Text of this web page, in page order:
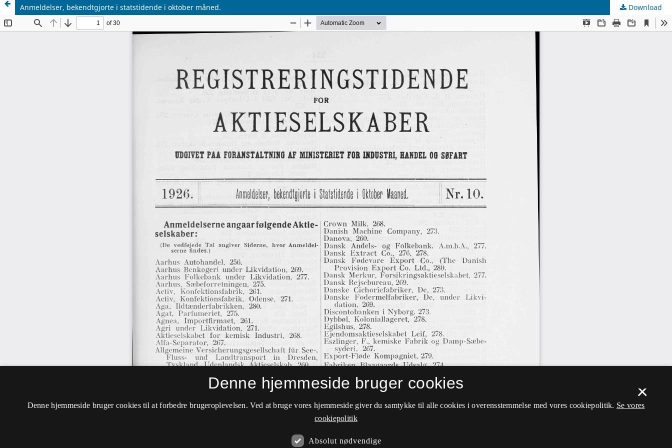
Anmeldelser, bekendtgjorte i statstidende i oktober måned. Download
×
Denne hjemmeside bruger cookies
Denne hjemmeside bruger cookies til at forbedre brugeroplevelsen. Ved at bruge vores hjemmeside giver du samtykke til alle cookies i overensstemmelse med vores cookiepolitik. Se vores
cookiepolitik
Absolut nødvendige